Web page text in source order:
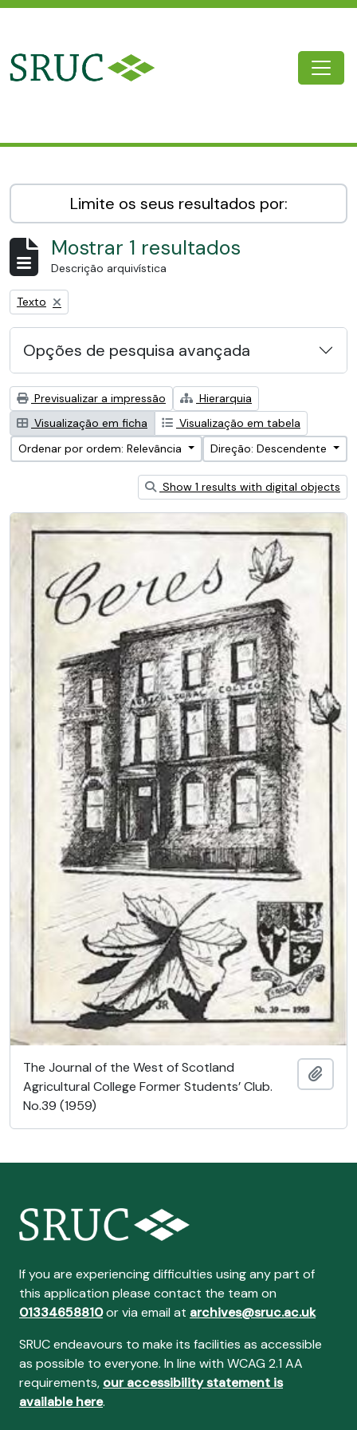
Limite os seus resultados por:
Mostrar 1 resultados
Descrição arquivística
Remove filter:
Texto
Opções de pesquisa avançada
Previsualizar a impressão
Hierarquia
Visualização em ficha
Visualização em tabela
Ordenar por ordem: Relevância
Direção: Descendente
Show 1 results with digital objects
The Journal of the West of Scotland
Agricultural College Former Students’ Club.
No.39 (1959)
If you are experiencing difficulties using any part of
this application please contact the team on
01334658810or via email at archives@sruc.ac.uk
SRUC endeavours to make its facilities as accessible
as possible to everyone. In line with WCAG 2.1 AA
requirements, our accessibility statement is
available here.